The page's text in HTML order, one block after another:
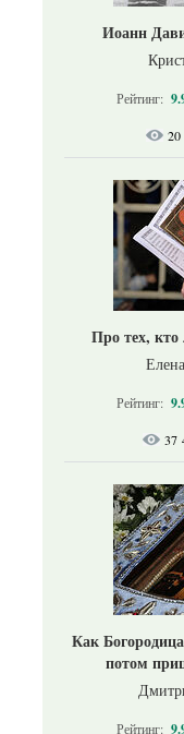
Иоанн
Рейтинг:
20
Про тех,
Рейтинг:
37
Как
потом
Рейтинг: